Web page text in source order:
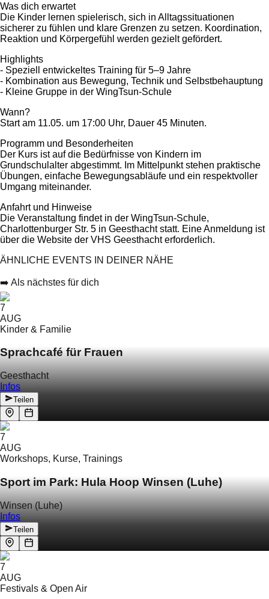
Was dich erwartet
Die Kinder lernen spielerisch, sich in Alltagssituationen
sicherer zu fühlen und klare Grenzen zu setzen. Koordination,
Reaktion und Körpergefühl werden gezielt gefördert.
Highlights
- Speziell entwickeltes Training für 5–9 Jahre
- Kombination aus Bewegung, Technik und Selbstbehauptung
- Kleine Gruppe in der WingTsun-Schule
Wann?
Start am 11.05. um 17:00 Uhr, Dauer 45 Minuten.
Programm und Besonderheiten
Der Kurs ist auf die Bedürfnisse von Kindern im
Grundschulalter abgestimmt. Im Mittelpunkt stehen praktische
Übungen, einfache Bewegungsabläufe und ein respektvoller
Umgang miteinander.
Anfahrt und Hinweise
Die Veranstaltung findet in der WingTsun-Schule,
Charlottenburger Str. 5 in Geesthacht statt. Eine Anmeldung ist
über die Website der VHS Geesthacht erforderlich.
ÄHNLICHE EVENTS IN DEINER NÄHE
➡️ Als nächstes für dich
7
AUG
Kinder & Familie
Sprachcafé für Frauen
Geesthacht
Infos
Teilen
7
AUG
Workshops, Kurse, Trainings
Sport im Park: Hula Hoop Winsen (Luhe)
Winsen (Luhe)
Infos
Teilen
7
AUG
Festivals & Open Air